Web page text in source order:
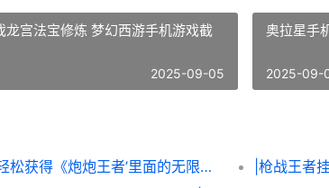
龙宫法宝修炼 梦幻西游手机游戏截
2025-09-05
奥拉星手
2025-09-
|该该怎么办办轻松获得《炮炮王者’里面的无限金币和星星|
|枪战王者